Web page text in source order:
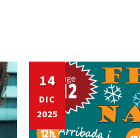
14
DIC
2025